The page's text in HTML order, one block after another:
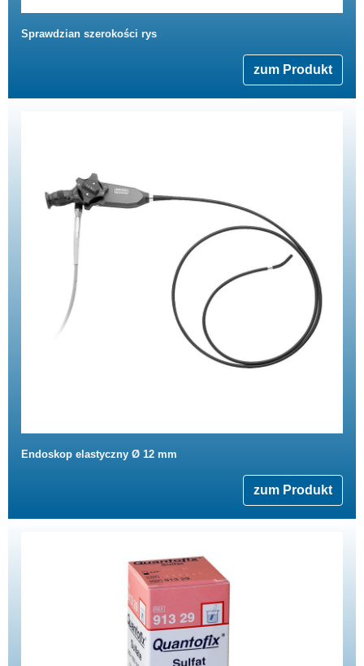
Sprawdzian szerokości rys
zum Produkt
Endoskop elastyczny Ø 12 mm
zum Produkt